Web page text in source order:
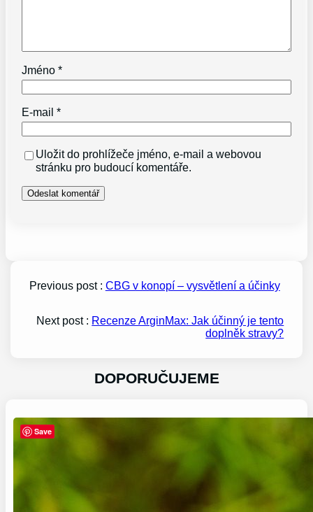
Jméno*
E-mail*
Uložit do prohlížeče jméno, e-mail a webovou
stránku pro budoucí komentáře.
Previous post : CBG v konopí – vysvětlení a účinky
Next post : Recenze ArginMax: Jak účinný je tento
doplněk stravy?
DOPORUČUJEME
Save